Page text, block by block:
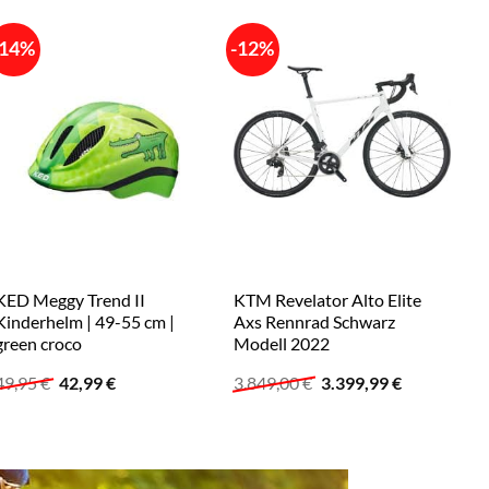
Meggy Trend II
| 49-55 cm |
croco
€ Ursprünglicher
Preis
42,99€Aktueller
-12%
KTM Revelator Alto Elite
Axs Rennrad Schwarz
Modell 2022
3.849,00€ Ursprünglicher
3.399,99€Aktueller